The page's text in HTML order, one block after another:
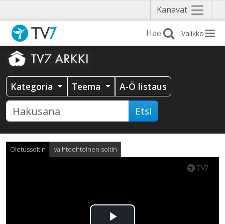
Kanavat Näytä
valikko
Valikko
Kategoria Teema A-Ö listaus
Etsi
Oletussoitin Vaihtoehtoinen soitin